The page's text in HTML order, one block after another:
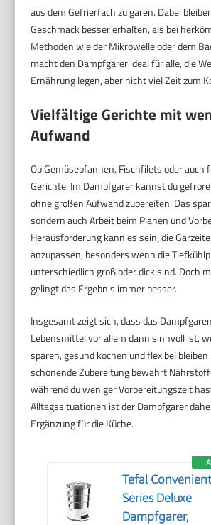
aus dem Gefrierfach zu garen. Dabei
Geschmack besser erhalten, als bei
Methoden wie der Mikrowelle oder dem
macht den Dampfgarer ideal für alle, die
Ernährung legen, aber nicht viel Zeit zum
Vielfältige Gerichte mit
Aufwand
Ob Gemüsepfannen, Fischfilets oder auch
Gerichte: Im Dampfgarer kannst du
ohne großen Aufwand zubereiten. Das
sondern auch Arbeit beim Planen und
Herausforderung kann es sein, die
anzupassen, besonders wenn die
unterschiedlich groß oder dick sind. Doch
gelingt das Ergebnis immer besser.
Insgesamt zeigt sich, dass das
Lebensmittel vor allem dann sinnvoll ist,
sparen, gesund kochen und flexibel
schonende Zubereitung bewahrt
während du weniger Vorbereitungszeit
Alltagssituationen ist der Dampfgarer
Ergänzung für die Küche.
Tefal
Series Deluxe
Dampfgarer,